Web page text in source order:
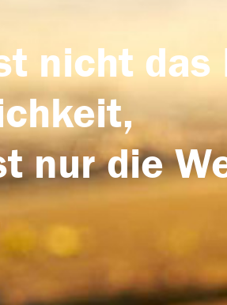
nicht
nur die